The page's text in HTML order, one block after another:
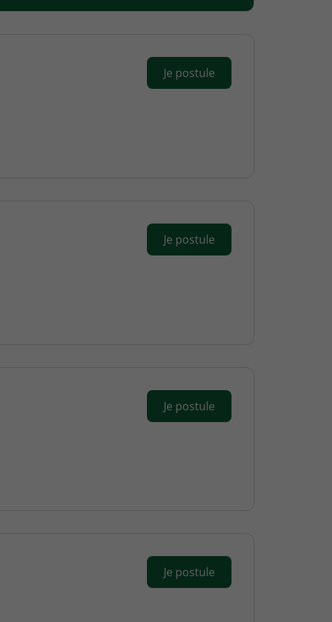
Je postule
Je postule
Je postule
Je postule